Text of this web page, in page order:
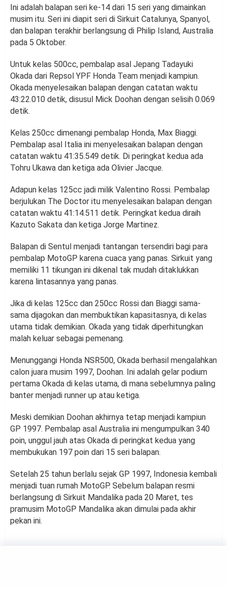
Ini adalah balapan seri ke-14 dari 15 seri yang dimainkan
musim itu. Seri ini diapit seri di Sirkuit Catalunya, Spanyol,
dan balapan terakhir berlangsung di Philip Island, Australia
pada 5 Oktober.
Untuk kelas 500cc, pembalap asal Jepang Tadayuki
Okada dari Repsol YPF Honda Team menjadi kampiun.
Okada menyelesaikan balapan dengan catatan waktu
43:22.010 detik, disusul Mick Doohan dengan selisih 0.069
detik.
Kelas 250cc dimenangi pembalap Honda, Max Biaggi.
Pembalap asal Italia ini menyelesaikan balapan dengan
catatan waktu 41:35.549 detik. Di peringkat kedua ada
Tohru Ukawa dan ketiga ada Olivier Jacque.
Adapun kelas 125cc jadi milik Valentino Rossi. Pembalap
berjulukan The Doctor itu menyelesaikan balapan dengan
catatan waktu 41:14.511 detik. Peringkat kedua diraih
Kazuto Sakata dan ketiga Jorge Martinez.
Balapan di Sentul menjadi tantangan tersendiri bagi para
pembalap MotoGP karena cuaca yang panas. Sirkuit yang
memiliki 11 tikungan ini dikenal tak mudah ditaklukkan
karena lintasannya yang panas.
Jika di kelas 125cc dan 250cc Rossi dan Biaggi sama-
sama dijagokan dan membuktikan kapasitasnya, di kelas
utama tidak demikian. Okada yang tidak diperhitungkan
malah keluar sebagai pemenang.
Menunggangi Honda NSR500, Okada berhasil mengalahkan
calon juara musim 1997, Doohan. Ini adalah gelar podium
pertama Okada di kelas utama, di mana sebelumnya paling
banter menjadi runner up atau ketiga.
Meski demikian Doohan akhirnya tetap menjadi kampiun
GP 1997. Pembalap asal Australia ini mengumpulkan 340
poin, unggul jauh atas Okada di peringkat kedua yang
membukukan 197 poin dari 15 seri balapan.
Setelah 25 tahun berlalu sejak GP 1997, Indonesia kembali
menjadi tuan rumah MotoGP. Sebelum balapan resmi
berlangsung di Sirkuit Mandalika pada 20 Maret, tes
pramusim MotoGP Mandalika akan dimulai pada akhir
pekan ini.